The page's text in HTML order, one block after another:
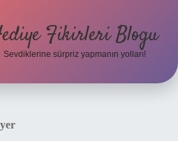
Fikirleri Blogu
Sevdiklerine sürpriz yapmanın yolları!